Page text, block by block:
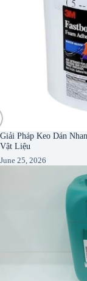
Giải Pháp Keo Dán
Vật Liệu
June 25, 2026